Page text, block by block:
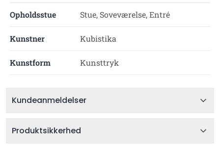
Opholdsstue Stue, Soveværelse, Entré
Kunstner Kubistika
Kunstform Kunsttryk
Kundeanmeldelser
Produktsikkerhed